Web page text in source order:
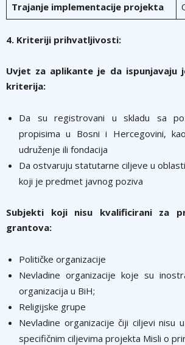
Trajanje implementacije projekta
4. Kriteriji prihvatljivosti:
Uvjet za aplikante je da ispunjavaju
kriterija:
Da su registrovani u skladu sa
propisima u Bosni i Hercegovini,
udruženje ili fondacija
Da ostvaruju statutarne ciljeve u
koji je predmet javnog poziva
Subjekti koji nisu kvalificirani za
grantova:
Političke organizacije
Nevladine organizacije koje su
organizacija u BiH;
Religijske grupe
Nevladine organizacije čiji ciljevi nisu
specifičnim ciljevima projekta Misli o